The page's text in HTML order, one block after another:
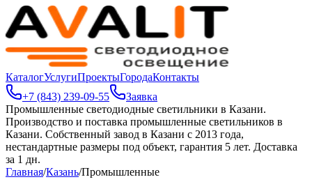
КаталогУслугиПроектыГородаКонтакты
+7 (843) 239-09-55
Заявка
Промышленные светодиодные светильники в Казани.
Производство и поставка промышленные светильников в
Казани. Собственный завод в Казани с 2013 года,
нестандартные размеры под объект, гарантия 5 лет. Доставка
за 1 дн.
Главная/Казань/Промышленные